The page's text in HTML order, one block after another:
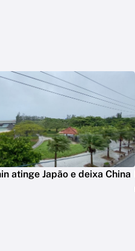
atinge Japão e deixa China